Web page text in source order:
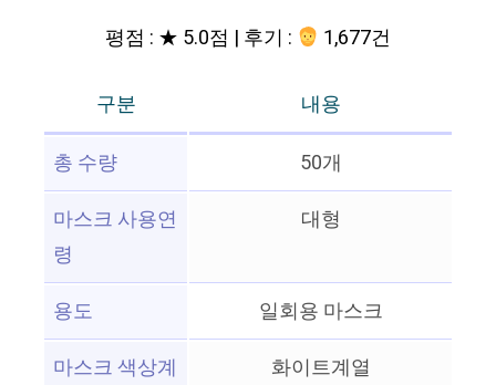
평점 : ★ 5.0점 | 후기 : 1,677건
구분
내용
총 수량
50개
마스크 사용연
령
대형
용도
일회용 마스크
마스크 색상계
화이트계열